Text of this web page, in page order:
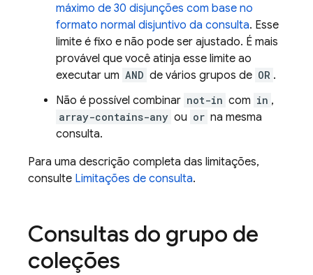
máximo de 30 disjunções com base no
formato normal disjuntivo da consulta. Esse
limite é fixo e não pode ser ajustado. É mais
provável que você atinja esse limite ao
executar um AND de vários grupos de OR .
Não é possível combinar not-in com in ,
array-contains-any ou or na mesma
consulta.
Para uma descrição completa das limitações,
consulte Limitações de consulta.
Consultas do grupo de
coleções